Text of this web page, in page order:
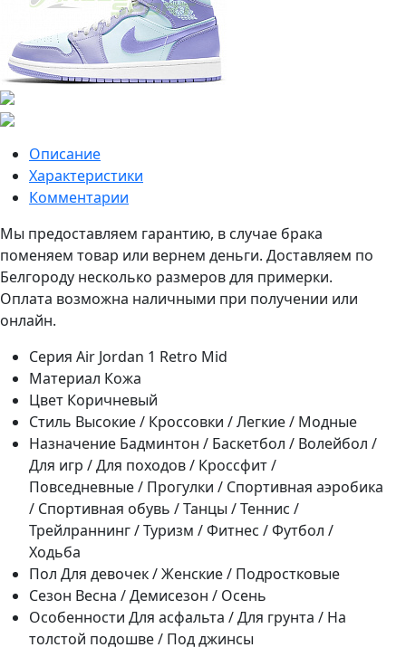
Описание
Характеристики
Комментарии
Мы предоставляем гарантию, в случае брака
поменяем товар или вернем деньги. Доставляем по
Белгороду несколько размеров для примерки.
Оплата возможна наличными при получении или
онлайн.
Серия Air Jordan 1 Retro Mid
Материал Кожа
Цвет Коричневый
Стиль Высокие / Кроссовки / Легкие / Модные
Назначение Бадминтон / Баскетбол / Волейбол /
Для игр / Для походов / Кроссфит /
Повседневные / Прогулки / Спортивная аэробика
/ Спортивная обувь / Танцы / Теннис /
Трейлраннинг / Туризм / Фитнес / Футбол /
Ходьба
Пол Для девочек / Женские / Подростковые
Сезон Весна / Демисезон / Осень
Особенности Для асфальта / Для грунта / На
толстой подошве / Под джинсы